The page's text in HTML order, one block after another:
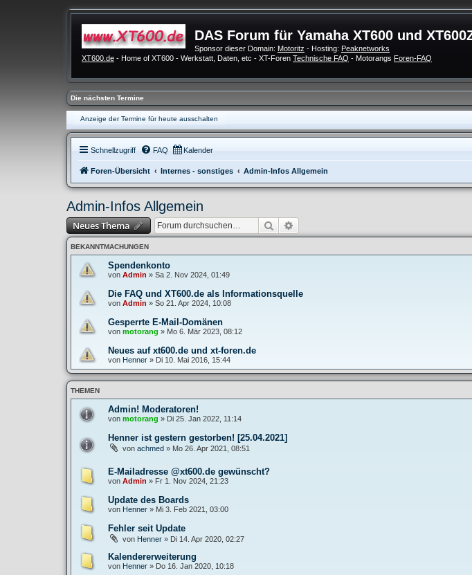
DAS Forum für Yamaha XT600 und
Sponsor dieser Domain: Motoritz - Hosting: Peaknetworks
XT600.de - Home of XT600 - Werkstatt, Daten, etc - XT-Foren Technische FAQ - Motorangs Foren-FAQ
Die nächsten Termine
Anzeige der Termine für heute ausschalten
Schnellzugriff FAQ Kalender
Foren-Übersicht Internes - sonstiges Admin-Infos Allgemein
Admin-Infos Allgemein
Neues Thema Suche
BEKANNTMACHUNGEN
Spendenkonto
von Admin » Sa 2. Nov 2024, 01:49
Die FAQ und XT600.de als Informationsquelle
von Admin » So 21. Apr 2024, 10:08
Gesperrte E-Mail-Domänen
von motorang » Mo 6. Mär 2023, 08:12
Neues auf xt600.de und xt-foren.de
von Henner » Di 10. Mai 2016, 15:44
THEMEN
Admin! Moderatoren!
von motorang » Di 25. Jan 2022, 11:14
Henner ist gestern gestorben! [25.04.2021]
von achmed » Mo 26. Apr 2021, 08:51
E-Mailadresse @xt600.de gewünscht?
von Admin » Fr 1. Nov 2024, 21:23
Update des Boards
von Henner » Mi 3. Feb 2021, 03:00
Fehler seit Update
von Henner » Di 14. Apr 2020, 02:27
Kalendererweiterung
von Henner » Do 16. Jan 2020, 10:18